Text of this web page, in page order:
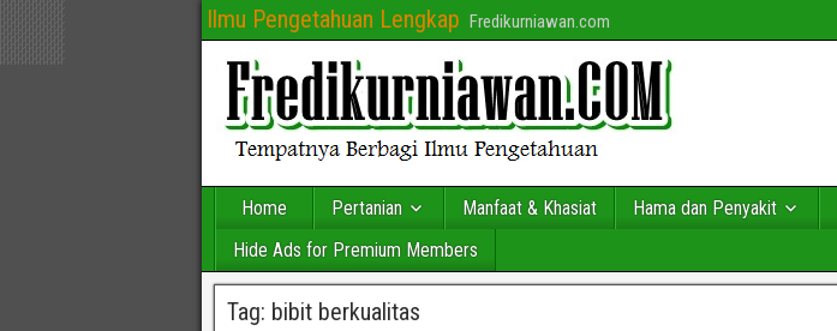
Ilmu Pengetahuan Lengkap Fredikurniawan.com
Home Pertanian Manfaat & Khasiat Hama dan Penyakit
Hide Ads for Premium Members
Tag: bibit berkualitas